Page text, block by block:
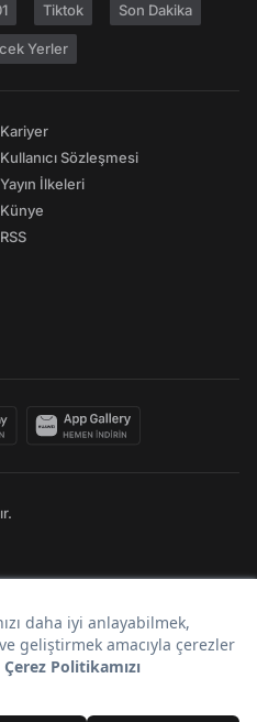
Tiktok Son Dakika
Yerler
Kariyer
Kullanıcı Sözleşmesi
Yayın İlkeleri
Künye
RSS